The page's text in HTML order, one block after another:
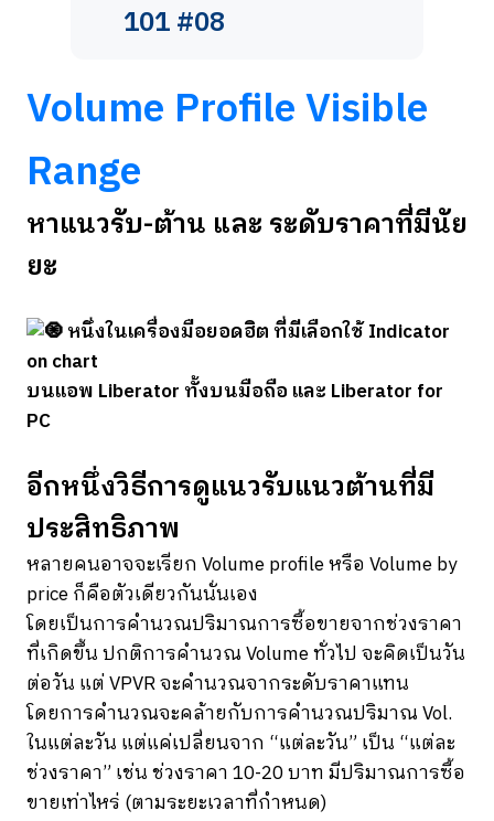
101 #08
Volume Profile Visible
Range
หาแนวรับ-ต้าน และ ระดับราคาที่มีนัย
ยะ
หนึ่งในเครื่องมือยอดฮิต ที่มีเลือกใช้ Indicator
on chart
บนแอพ Liberator ทั้งบนมือถือ และ Liberator for
PC
อีกหนึ่งวิธีการดูแนวรับแนวต้านที่มี
ประสิทธิภาพ
หลายคนอาจจะเรียก Volume profile หรือ Volume by
price ก็คือตัวเดียวกันนั่นเอง
โดยเป็นการคำนวณปริมาณการซื้อขายจากช่วงราคา
ที่เกิดขึ้น ปกติการคำนวณ Volume ทั่วไป จะคิดเป็นวัน
ต่อวัน แต่ VPVR จะคำนวณจากระดับราคาแทน
โดยการคำนวณจะคล้ายกับการคำนวณปริมาณ Vol.
ในแต่ละวัน แต่แค่เปลี่ยนจาก “แต่ละวัน” เป็น “แต่ละ
ช่วงราคา” เช่น ช่วงราคา 10-20 บาท มีปริมาณการซื้อ
ขายเท่าไหร่ (ตามระยะเวลาที่กำหนด)